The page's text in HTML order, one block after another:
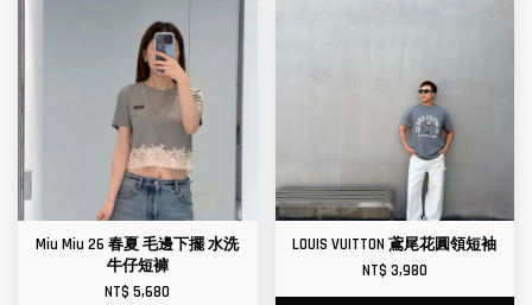
Miu Miu 26 春夏 毛邊下擺 水洗
牛仔短褲
NT$ 5,680
LOUIS VUITTON 鳶尾花圓領短袖
NT$ 3,980